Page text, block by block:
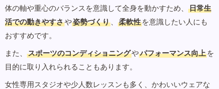
体の軸や重心のバランスを意識して全身を動かすため、
日常生
活での動きやすさや姿勢づくり 、 柔軟性 を意識したい人にも
おすすめです。
また、
スポーツのコンディショニングやパフォーマンス向上 を
目的に取り入れられることもあります。
女性専用スタジオや少人数レッスンも多く、かわいいウェアな